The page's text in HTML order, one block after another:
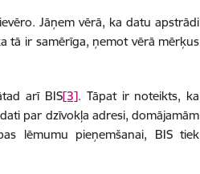
Jāņem vērā, ka datu apstrādi
tā ir samērīga, ņemot vērā mērķus
arī BIS[3]. Tāpat ir noteikts, ka
par dzīvokļa adresi, domājamām
lēmumu pieņemšanai, BIS tiek